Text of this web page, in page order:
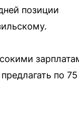
позиции
по 75